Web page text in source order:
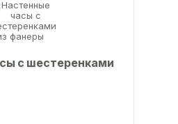
с шестеренками